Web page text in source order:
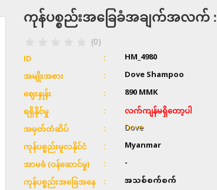
ကုန်ပစ္စည်းအခြေခံအချက်အလက် :
(0)
ID HM_4980
အမျိုးအစား Dove Shampoo
ဈေးနှုန်း 890MMK
ရရှိနိုင်မှု
လက်ကျန်မရှိတော့ပါ
အမှတ်တံဆိပ်
Dove
ကုန်ပစ္စည်းမူလနိုင်ငံ Myanmar
အာမခံ (ဝန်ဆောင်မှု) -
ကုန်ပစ္စည်းအခြေအနေ အသစ်စက်စက်